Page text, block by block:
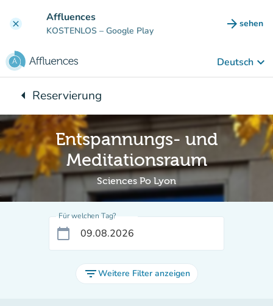
clear Affluences
KOSTENLOS – Google Play arrow_forward sehen
(new
Deutsch keyboard_arrow_down
arrow_leftZurück zu:
Reservierung
Entspannungs- und
Meditationsraum
Sciences Po Lyon
Für welchen Tag?
calendar_today
filter_listWeitere Filter anzeigen